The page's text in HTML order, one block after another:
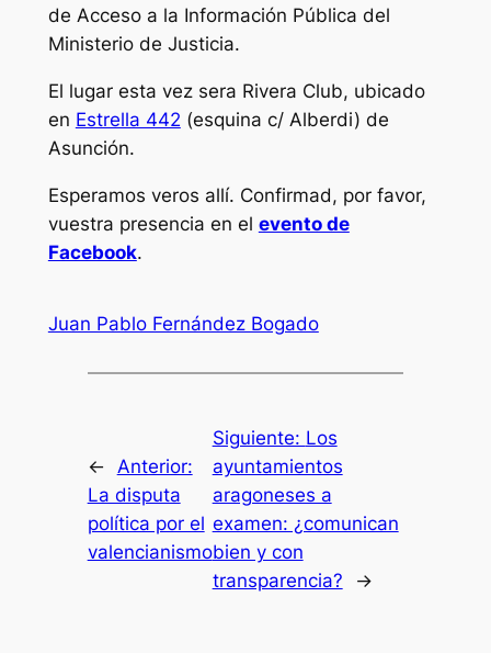
de Acceso a la Información Pública del
Ministerio de Justicia.
El lugar esta vez sera Rivera Club, ubicado
en Estrella 442 (esquina c/ Alberdi) de
Asunción.
Esperamos veros allí. Confirmad, por favor,
vuestra presencia en el evento de
Facebook.
Juan Pablo Fernández Bogado
←
Anterior:
La disputa
política por el
valencianismo
Siguiente: Los
ayuntamientos
aragoneses a
examen: ¿comunican
bien y con
transparencia?
→